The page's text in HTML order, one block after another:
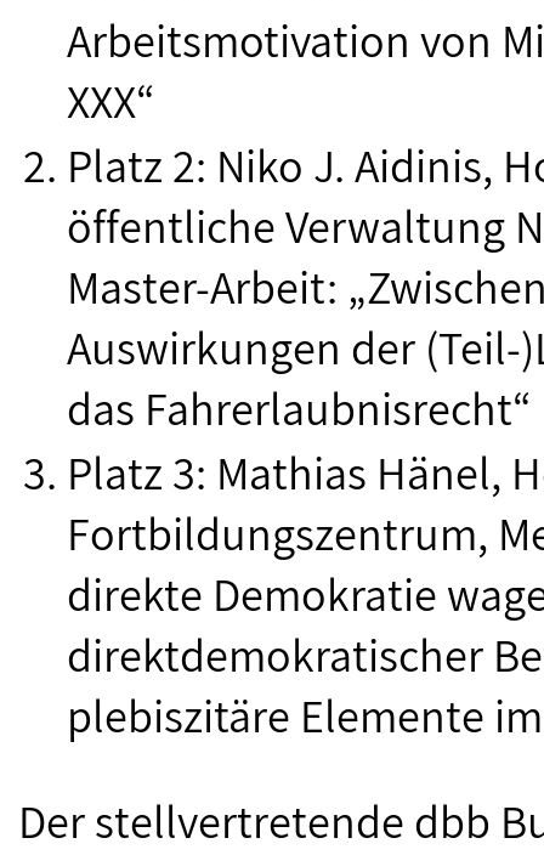
Arbeitsmotivation von
XXX“
Platz 2: Niko J. Aidinis,
öffentliche Verwaltung
Master-Arbeit:
Auswirkungen der (Teil-
das Fahrerlaubnisrecht“
Platz 3: Mathias Hänel,
Fortbildungszentrum,
direkte Demokratie
direktdemokratischer
plebiszitäre Elemente
Der stellvertretende dbb